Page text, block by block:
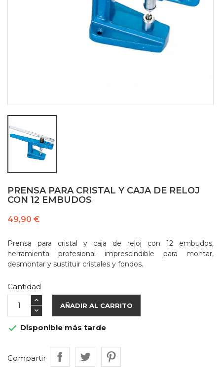
PRENSA PARA CRISTAL Y CAJA DE RELOJ
CON 12 EMBUDOS
49,90 €
Prensa para cristal y caja de reloj con 12 embudos,
herramienta profesional imprescindible para montar,
desmontar y sustituir cristales y fondos.
Cantidad
AÑADIR AL CARRITO
 Disponible más tarde
Compartir